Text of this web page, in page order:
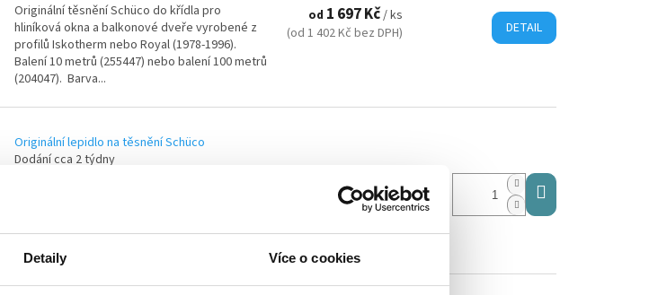
Detaily Více o cookies
Originální těsnění Schüco do křídla pro
hliníková okna a balkonové dveře vyrobené z
profilů Iskotherm nebo Royal (1978-1996).
Balení 10 metrů (255447) nebo balení 100 metrů
(204047). Barva...
od 1 697 Kč/ ks
(od 1 402 Kč bez DPH)
DETAIL
Originální lepidlo na těsnění Schüco
Dodání cca 2 týdny
lahvičky je 20 ml.
813 Kč / ks
(672 Kč bez DPH)